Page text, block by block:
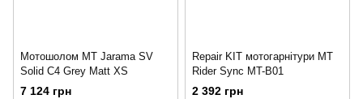
Мотошолом MT Jarama SV
Solid C4 Grey Matt XS
7 124 грн
Repair KIT мотогарнітури MT
Rider Sync MT-B01
2 392 грн